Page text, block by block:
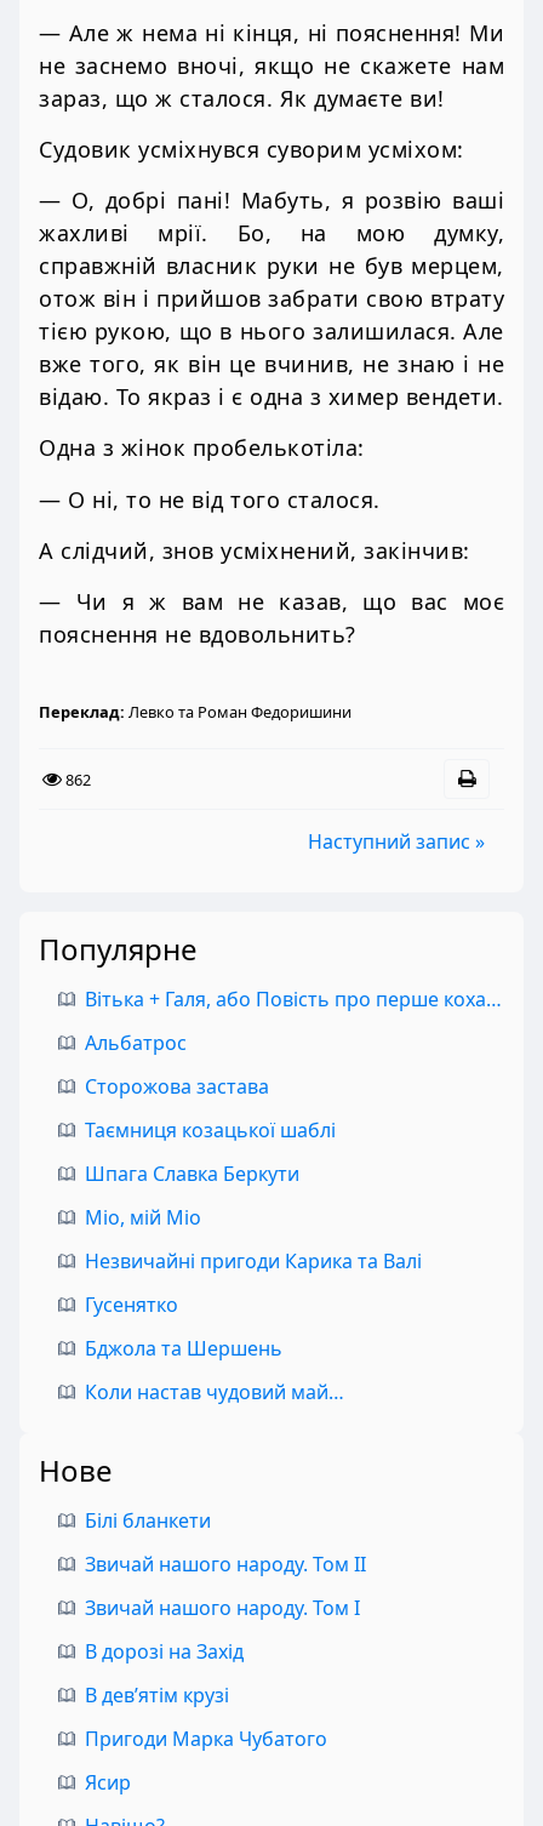
— Але ж нема ні кінця, ні пояснення! Ми
не заснемо вночі, якщо не скажете нам
зараз, що ж сталося. Як думаєте ви!
Судовик усміхнувся суворим усміхом:
— О, добрі пані! Мабуть, я розвію ваші
жахливі мрії. Бо, на мою думку,
справжній власник руки не був мерцем,
отож він і прийшов забрати свою втрату
тією рукою, що в нього залишилася. Але
вже того, як він це вчинив, не знаю і не
відаю. То якраз і є одна з химер вендети.
Одна з жінок пробелькотіла:
— О ні, то не від того сталося.
А слідчий, знов усміхнений, закінчив:
— Чи я ж вам не казав, що вас моє
пояснення не вдовольнить?
Переклад: Левко та Роман Федоришини
862
Наступний запис »
Популярне
Вітька + Галя, або Повість про перше кохання
Альбатрос
Сторожова застава
Таємниця козацької шаблі
Шпага Славка Беркути
Міо, мій Міо
Незвичайні пригоди Карика та Валі
Гусенятко
Бджола та Шершень
Коли настав чудовий май…
Нове
Білі бланкети
Звичай нашого народу. Том II
Звичай нашого народу. Том I
В дорозі на Захід
В дев’ятім крузі
Пригоди Марка Чубатого
Ясир